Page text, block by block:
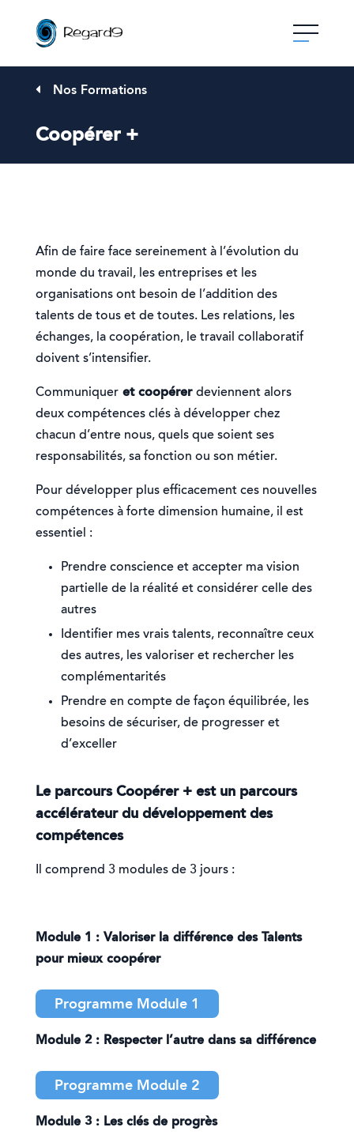
Nos Formations
Coopérer +
Afin de faire face sereinement à l’évolution du
monde du travail, les entreprises et les
organisations ont besoin de l’addition des
talents de tous et de toutes. Les relations, les
échanges, la coopération, le travail collaboratif
doivent s’intensifier.
Communiqueret coopérer deviennent alors
deux compétences clés à développer chez
chacun d’entre nous, quels que soient ses
responsabilités, sa fonction ou son métier.
Pour développer plus efficacement ces nouvelles
compétences à forte dimension humaine, il est
essentiel :
Prendre conscience et accepter ma vision
partielle de la réalité et considérer celle des
autres
Identifier mes vrais talents, reconnaître ceux
des autres, les valoriser et rechercher les
complémentarités
Prendre en compte de façon équilibrée, les
besoins de sécuriser, de progresser et
d’exceller
Le parcours Coopérer +est un parcours
accélérateur du développement des
compétences
Il comprend 3 modules de 3 jours :
Module 1 : Valoriser la différence des Talents
pour mieux coopérer
Programme Module 1
Module 2 : Respecter l’autre dans sa différence
Programme Module 2
Module 3 : Les clés de progrès